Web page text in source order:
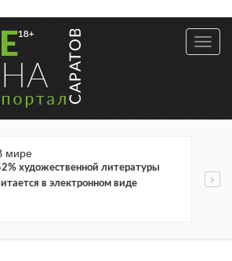
мире
художественной литературы
в электронном виде